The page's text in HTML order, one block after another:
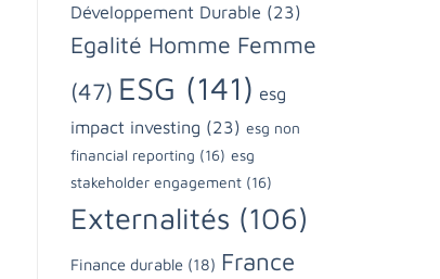
Développement Durable (23)
Egalité Homme Femme
(47) ESG (141) esg
impact investing (23) esg non
financial reporting (16) esg
stakeholder engagement (16)
Externalités (106)
Finance durable (18) France